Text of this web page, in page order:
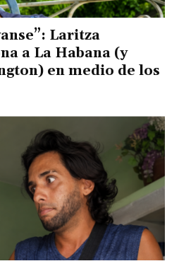
Laritza
a La Habana (y
en medio de los